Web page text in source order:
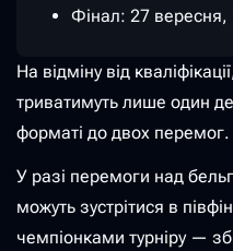
Фінал: 27 вересня,
На відміну від
триватимуть лише один
форматі до двох перемог.
У разі перемоги над
можуть зустрітися в
чемпіонками турніру —